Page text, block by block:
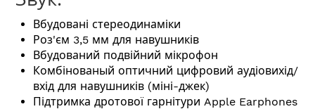
Вбудовані стереодинаміки
Роз'єм 3,5 мм для навушників
Вбудований подвійний мікрофон
Комбінованый оптичний цифровий аудіовихід/
вхід для навушників (міні-джек)
Підтримка дротової гарнітури Apple Earphones